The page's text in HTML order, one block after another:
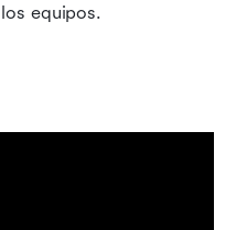
equipos.